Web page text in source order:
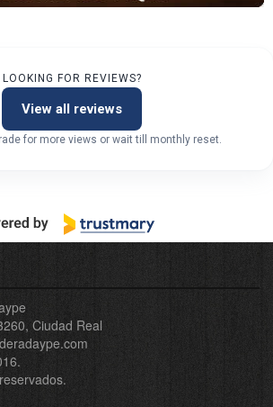
LOOKING FOR REVIEWS?
View all reviews
for more views or wait till monthly reset.
, Ciudad Real
.com